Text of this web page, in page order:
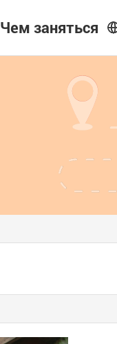
Чем заняться